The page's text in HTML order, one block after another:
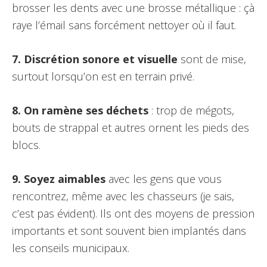
brosser les dents avec une brosse métallique : çà
raye l’émail sans forcément nettoyer où il faut.
7. Discrétion sonore et visuelle sont de mise,
surtout lorsqu’on est en terrain privé.
8. On ramène ses déchets : trop de mégots,
bouts de strappal et autres ornent les pieds des
blocs.
9. Soyez aimables avec les gens que vous
rencontrez, même avec les chasseurs (je sais,
c’est pas évident). Ils ont des moyens de pression
importants et sont souvent bien implantés dans
les conseils municipaux.